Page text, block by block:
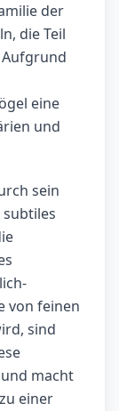
der
die Teil
eine
und
sein
von feinen
sind
macht
einer